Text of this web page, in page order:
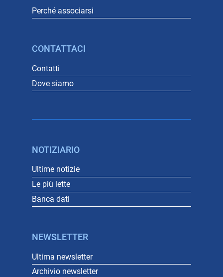
Perché associarsi
CONTATTACI
Contatti
Dove siamo
NOTIZIARIO
Ultime notizie
Le più lette
Banca dati
NEWSLETTER
Ultima newsletter
Archivio newsletter